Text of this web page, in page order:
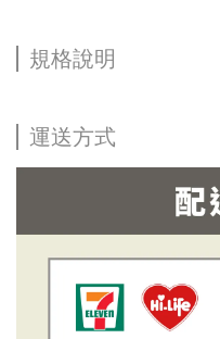
規格說明
運送方式